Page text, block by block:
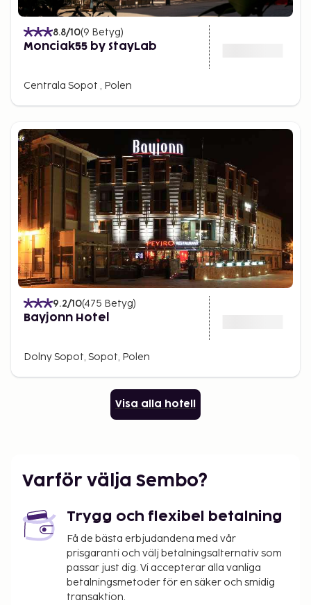
8.8/10(9 Betyg)
Monciak55 by StayLab
Centrala Sopot , Polen
9.2/10(475 Betyg)
Bayjonn Hotel
Dolny Sopot, Sopot, Polen
Visa alla hotell
Varför välja Sembo?
Trygg och flexibel betalning
Få de bästa erbjudandena med vår
prisgaranti och välj betalningsalternativ som
passar just dig. Vi accepterar alla vanliga
betalningsmetoder för en säker och smidig
transaktion.